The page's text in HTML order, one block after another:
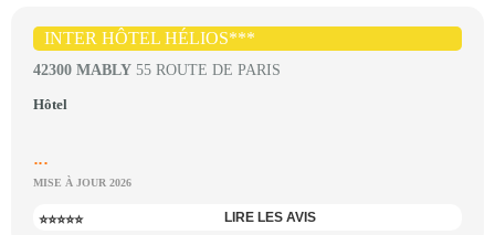
INTER HÔTEL HÉLIOS***
42300 MABLY 55 ROUTE DE PARIS
Hôtel
...
MISE À JOUR 2026
⭐⭐⭐⭐⭐ LIRE LES AVIS